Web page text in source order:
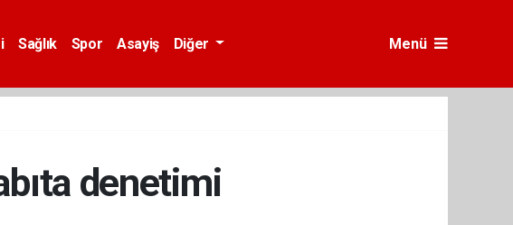
Sağlık Spor Asayiş Diğer Menü
denetimi